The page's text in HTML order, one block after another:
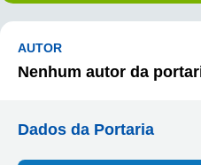
AUTOR
Nenhum autor da
Dados da Portaria